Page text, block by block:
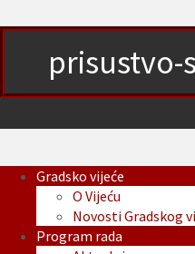
prisustvo-
Gradsko vijeće
O Vijeću
Novosti Gradskog
Program rada